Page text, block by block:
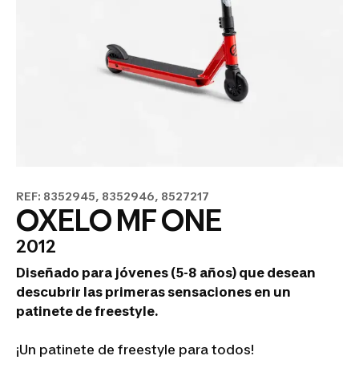
REF: 8352945, 8352946, 8527217
OXELO MF ONE
2012
Diseñado para jóvenes (5-8 años) que desean
descubrir las primeras sensaciones en un
patinete de freestyle.
¡Un patinete de freestyle para todos!